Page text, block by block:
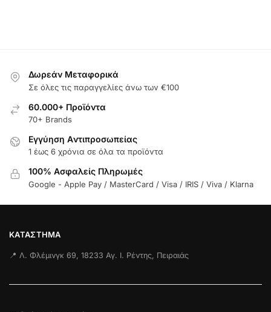
Δωρεάν Μεταφορικά
Σε όλες τις παραγγελίες άνω των €100
60.000+ Προϊόντα
70+ Brands
Εγγύηση Aντιπροσωπείας
1 έως 6 χρόνια σε όλα τα προϊόντα
100% Ασφαλείς Πληρωμές
Google - Apple Pay / MasterCard / Visa / IRIS / Viva / Klarna
ΚΑΤΆΣΤΗΜΑ
📍 Λ. Φλέμινγκ 69, 18233 Αγ. Ι. Ρέντης, Πειραιάς